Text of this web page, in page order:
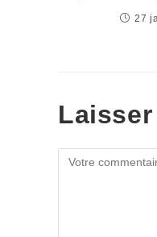
27